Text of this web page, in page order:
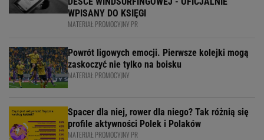
WPISANY DO KSIĘGI
MATERIAŁ PROMOCYJNY PR
Powrót ligowych emocji. Pierwsze kolejki mogą
zaskoczyć nie tylko na boisku
MATERIAŁ PROMOCYJNY
Spacer dla niej, rower dla niego? Tak różnią się
profile aktywności Polek i Polaków
MATERIAŁ PROMOCYJNY PR